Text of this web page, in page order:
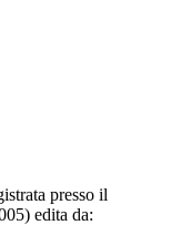
presso il
edita da: